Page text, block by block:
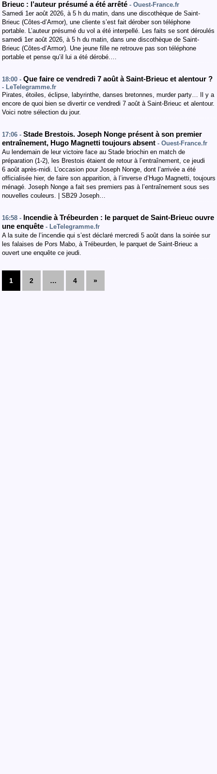
Brieuc : l’auteur présumé a été arrêté - Ouest-France.fr
Samedi 1er août 2026, à 5 h du matin, dans une discothèque de Saint-
Brieuc (Côtes-d’Armor), une cliente s’est fait dérober son téléphone
portable. L’auteur présumé du vol a été interpellé. Les faits se sont déroulés
samedi 1er août 2026, à 5 h du matin, dans une discothèque de Saint-
Brieuc (Côtes-d’Armor). Une jeune fille ne retrouve pas son téléphone
portable et pense qu’il lui a été dérobé.…
18:00 - Que faire ce vendredi 7 août à Saint-Brieuc et alentour ?
- LeTelegramme.fr
Pirates, étoiles, éclipse, labyrinthe, danses bretonnes, murder party… Il y a
encore de quoi bien se divertir ce vendredi 7 août à Saint-Brieuc et alentour.
Voici notre sélection du jour.
17:06 - Stade Brestois. Joseph Nonge présent à son premier
entraînement, Hugo Magnetti toujours absent - Ouest-France.fr
Au lendemain de leur victoire face au Stade briochin en match de
préparation (1-2), les Brestois étaient de retour à l’entraînement, ce jeudi
6 août après-midi. L’occasion pour Joseph Nonge, dont l’arrivée a été
officialisée hier, de faire son apparition, à l’inverse d’Hugo Magnetti, toujours
ménagé. Joseph Nonge a fait ses premiers pas à l’entraînement sous ses
nouvelles couleurs. | SB29 Joseph…
16:58 - Incendie à Trébeurden : le parquet de Saint-Brieuc ouvre
une enquête - LeTelegramme.fr
A la suite de l’incendie qui s’est déclaré mercredi 5 août dans la soirée sur
les falaises de Pors Mabo, à Trébeurden, le parquet de Saint-Brieuc a
ouvert une enquête ce jeudi.
1 2 … 4 »